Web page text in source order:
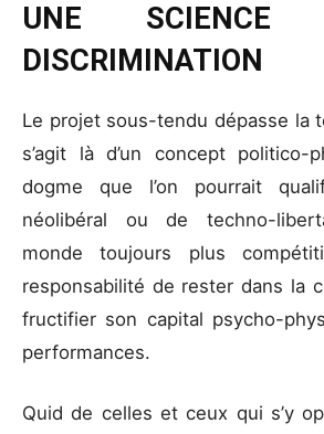
UNE
DISCRIMINATION
Le projet sous-tendu dépasse la
s’agit là d’un concept politico-
dogme que l’on pourrait
néolibéral ou de techno-
monde toujours plus
responsabilité de rester dans la
fructifier son capital psycho-
performances.
Quid de celles et ceux qui s’y